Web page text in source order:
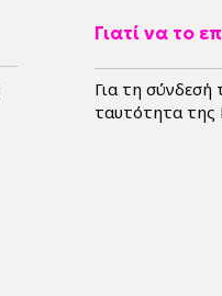
Γιατί να το
Για τη σύνδεσή
ταυτότητα της